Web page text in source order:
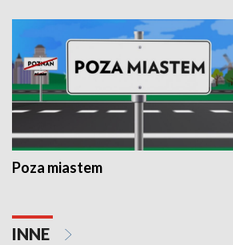
Poza miastem
INNE